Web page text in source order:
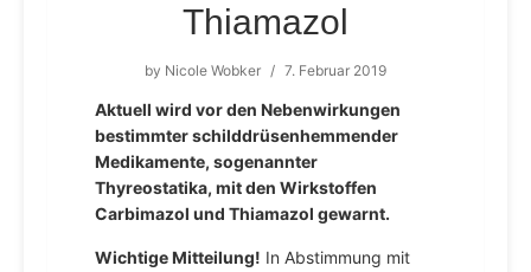
Thiamazol
by Nicole Wobker / 7. Februar 2019
Aktuell wird vor den Nebenwirkungen
bestimmter schilddrüsenhemmender
Medikamente, sogenannter
Thyreostatika, mit den Wirkstoffen
Carbimazol und Thiamazol gewarnt.
Wichtige Mitteilung! In Abstimmung mit